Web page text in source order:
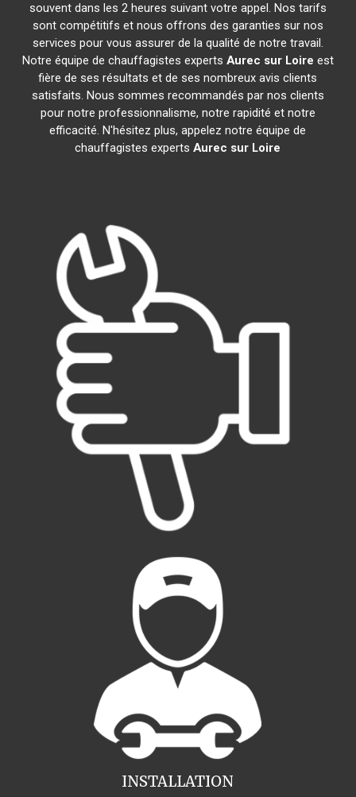
souvent dans les 2 heures suivant votre appel. Nos tarifs
sont compétitifs et nous offrons des garanties sur nos
services pour vous assurer de la qualité de notre travail.
Notre équipe de chauffagistes experts Aurec sur Loire est
fière de ses résultats et de ses nombreux avis clients
satisfaits. Nous sommes recommandés par nos clients
pour notre professionnalisme, notre rapidité et notre
efficacité. N'hésitez plus, appelez notre équipe de
chauffagistes expertsAurec sur Loire
INSTALLATION